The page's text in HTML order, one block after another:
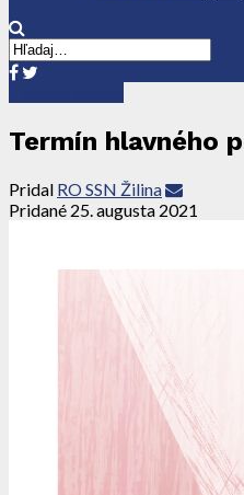
Termín hlavného
Pridal RO SSN Žilina
Pridané 25. augusta 2021